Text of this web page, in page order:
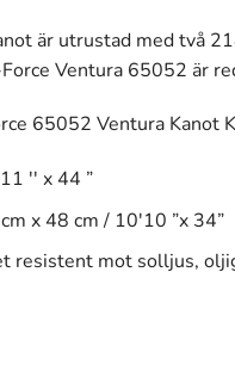
är utrustad med två
Ventura 65052 är
65052 Ventura Kanot
'' x 44 ”
x 48 cm / 10'10 ”x 34”
resistent mot solljus,